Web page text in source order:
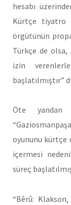
hesabı
Kürtçe tiyatro
örgütünün
Türkçe de olsa,
izin
başlatılmıştır”
Öte yandan
oyununu kürtçe
içermesi
süreç
“Bêrû: